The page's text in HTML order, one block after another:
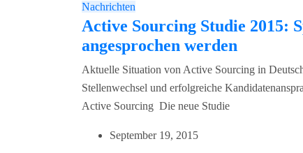
Nachrichten
Active Sourcing Studie 2015:
angesprochen werden
Aktuelle Situation von Active Sourcing in
Stellenwechsel und erfolgreiche
Active Sourcing Die neue Studie
September 19, 2015